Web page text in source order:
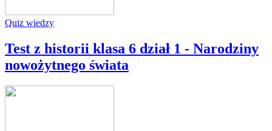
Quiz wiedzy
Test z historii klasa 6 dział 1 - Narodziny
nowożytnego świata